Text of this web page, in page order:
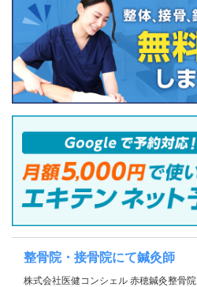
整骨院・接骨院にて鍼灸師
株式会社医健コンシェル 赤穂鍼灸整骨院